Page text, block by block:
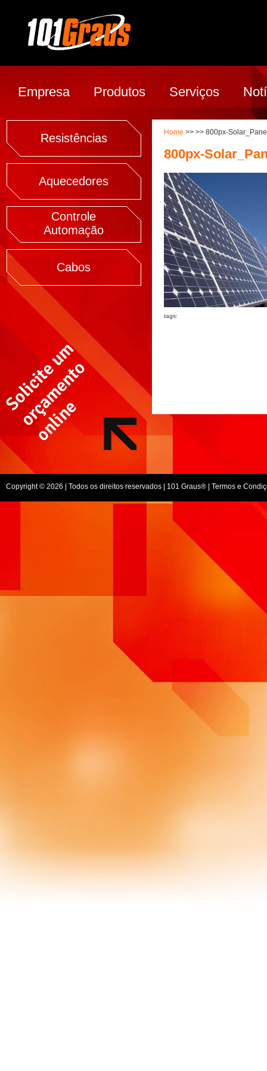
Empresa Produtos Serviços
Resistências
Aquecedores
Controle
Automação
Cabos
Home >> >> 800px-
800px-
tags:
Copyright © 2026 | Todos os direitos reservados | 101 Graus® | Termos e